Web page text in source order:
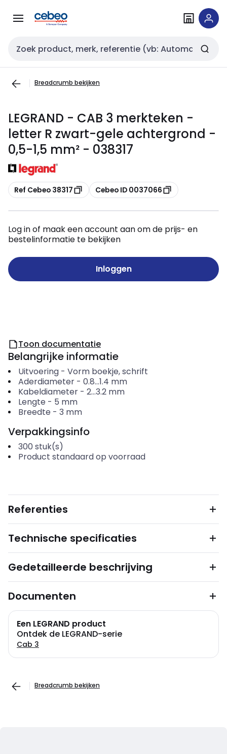
naar
naar
Zoekveld invoer
Breadcrumb bekijken
LEGRAND - CAB 3 merkteken -
letter R zwart-gele achtergrond -
0,5-1,5 mm² - 038317
Kopiëren
Ref Cebeo 38317 Kopiëren
Cebeo ID 0037066
Log in of maak een account aan om de prijs- en
bestelinformatie te bekijken
Inloggen
Toon documentatie
Belangrijke informatie
Uitvoering- Vorm boekje, schrift
Aderdiameter- 0.8...1.4 mm
Kabeldiameter- 2...3.2 mm
Lengte - 5 mm
Breedte - 3 mm
Verpakkingsinfo
300 stuk(s)
Product standaard op voorraad
Referenties
Technische specificaties
Gedetailleerde beschrijving
Documenten
Een LEGRAND product
Ontdek de LEGRAND-serie
Cab 3
Breadcrumb bekijken